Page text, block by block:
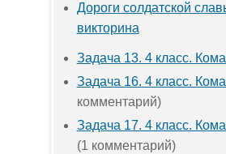
Дороги солдатской
викторина
Задача 13. 4 класс.
Задача 16. 4 класс.
комментарий)
Задача 17. 4 класс.
(1 комментарий)